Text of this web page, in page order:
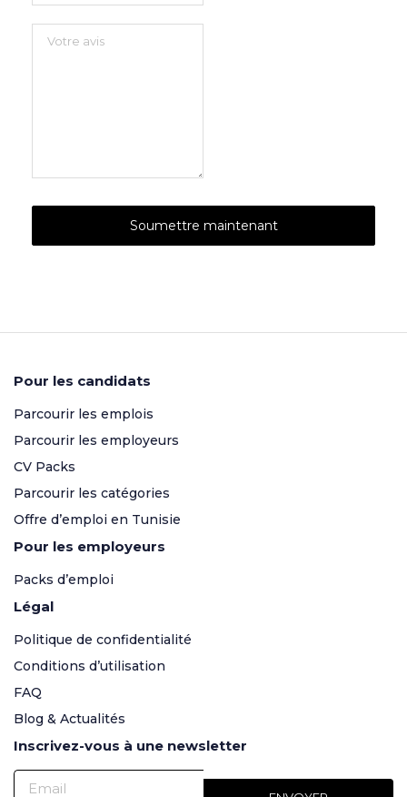
Pour les candidats
Parcourir les emplois
Parcourir les employeurs
CV Packs
Parcourir les catégories
Offre d’emploi en Tunisie
Pour les employeurs
Packs d’emploi
Légal
Politique de confidentialité
Conditions d’utilisation
FAQ
Blog & Actualités
Inscrivez-vous à une newsletter